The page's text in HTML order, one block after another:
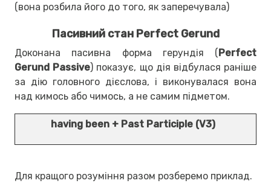
(вона розбила його до того, як заперечувала)
Пасивний стан Perfect Gerund
Доконана пасивна форма герундія (Perfect
Gerund Passive) показує, що дія відбулася раніше
за дію головного дієслова, і виконувалася вона
над кимось або чимось, а не самим підметом.
having been + Past Participle (V3)
Для кращого розуміння разом розберемо приклад.